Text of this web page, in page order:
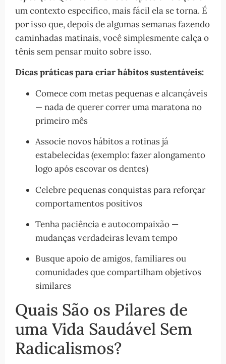
um contexto específico, mais fácil ela se torna. É
por isso que, depois de algumas semanas fazendo
caminhadas matinais, você simplesmente calça o
tênis sem pensar muito sobre isso.
Dicas práticas para criar hábitos sustentáveis:
Comece com metas pequenas e alcançáveis
— nada de querer correr uma maratona no
primeiro mês
Associe novos hábitos a rotinas já
estabelecidas (exemplo: fazer alongamento
logo após escovar os dentes)
Celebre pequenas conquistas para reforçar
comportamentos positivos
Tenha paciência e autocompaixão —
mudanças verdadeiras levam tempo
Busque apoio de amigos, familiares ou
comunidades que compartilham objetivos
similares
Quais São os Pilares de
uma Vida Saudável Sem
Radicalismos?